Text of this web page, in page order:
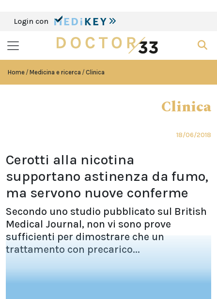
Login con
Home Medicina e ricerca Clinica
Clinica
18/06/2018
Cerotti alla nicotina
supportano astinenza da fumo,
ma servono nuove conferme
Secondo uno studio pubblicato sul British
Medical Journal, non vi sono prove
sufficienti per dimostrare che un
trattamento con precarico...